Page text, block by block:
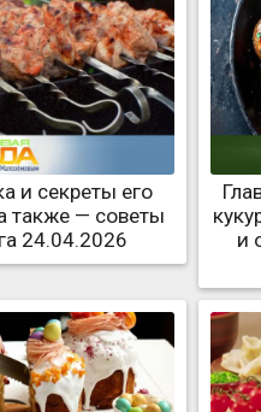
и секреты его
также — советы
24.04.2026
и